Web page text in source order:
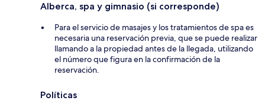
Alberca, spa y gimnasio (si corresponde)
Para el servicio de masajes y los tratamientos de spa es
necesaria una reservación previa, que se puede realizar
llamando a la propiedad antes de la llegada, utilizando
el número que figura en la confirmación de la
reservación.
Políticas